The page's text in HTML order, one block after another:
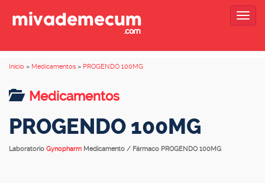
Inicio » Medicamentos » PROGENDO 100MG
Medicamentos
PROGENDO 100MG
Laboratorio Gynopharm Medicamento / Fármaco PROGENDO 100MG